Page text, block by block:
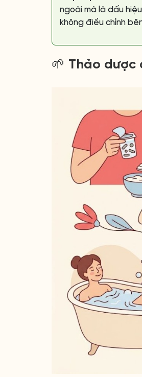
ngoài mà là dấu
không điều chỉnh
🌱 Thảo dược